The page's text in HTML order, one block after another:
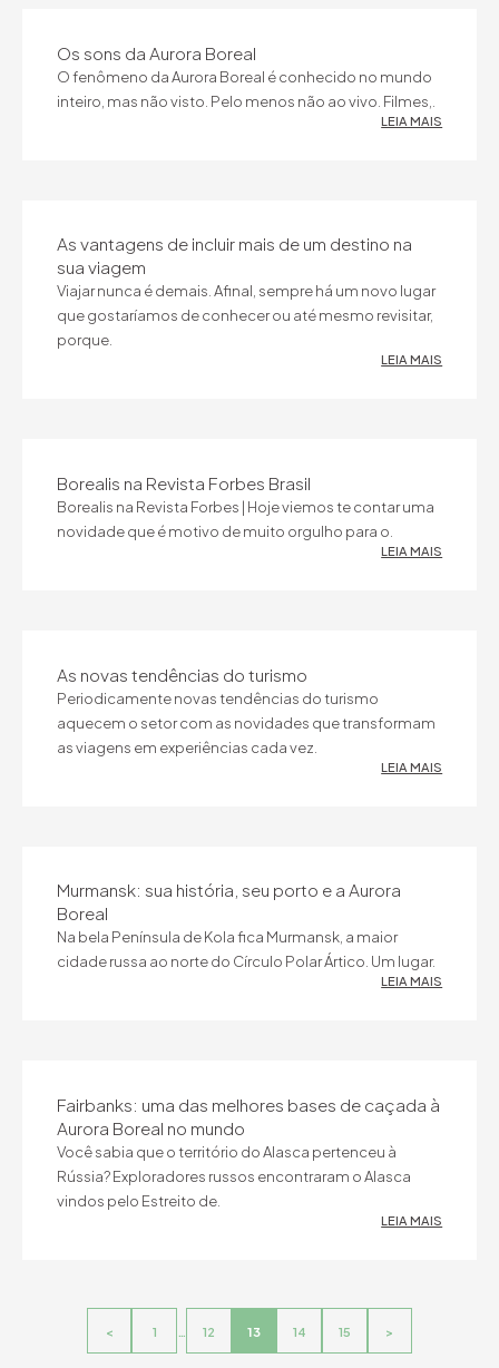
Os sons da Aurora Boreal
O fenômeno da Aurora Boreal é conhecido no mundo
inteiro, mas não visto. Pelo menos não ao vivo. Filmes,.
LEIA MAIS
As vantagens de incluir mais de um destino na
sua viagem
Viajar nunca é demais. Afinal, sempre há um novo lugar
que gostaríamos de conhecer ou até mesmo revisitar,
porque.
LEIA MAIS
Borealis na Revista Forbes Brasil
Borealis na Revista Forbes | Hoje viemos te contar uma
novidade que é motivo de muito orgulho para o.
LEIA MAIS
As novas tendências do turismo
Periodicamente novas tendências do turismo
aquecem o setor com as novidades que transformam
as viagens em experiências cada vez.
LEIA MAIS
Murmansk: sua história, seu porto e a Aurora
Boreal
Na bela Península de Kola fica Murmansk, a maior
cidade russa ao norte do Círculo Polar Ártico. Um lugar.
LEIA MAIS
Fairbanks: uma das melhores bases de caçada à
Aurora Boreal no mundo
Você sabia que o território do Alasca pertenceu à
Rússia? Exploradores russos encontraram o Alasca
vindos pelo Estreito de.
LEIA MAIS
< 1 12 13 14 15 >